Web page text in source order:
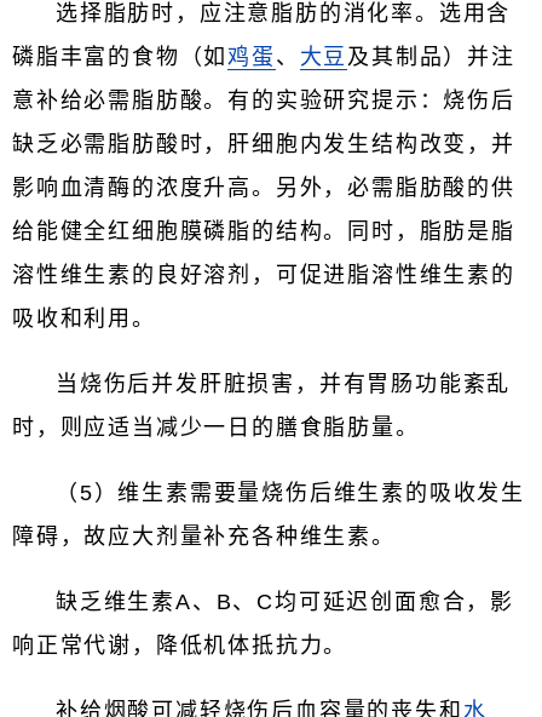
选择脂肪时，应注意脂肪的消化率。选用含
磷脂丰富的食物（如鸡蛋 、 大豆 及其制品）并注
意补给必需脂肪酸。有的实验研究提示：烧伤后
缺乏必需脂肪酸时，肝细胞内发生结构改变，并
影响血清酶的浓度升高。另外，必需脂肪酸的供
给能健全红细胞膜磷脂的结构。同时，脂肪是脂
溶性维生素的良好溶剂，可促进脂溶性维生素的
吸收和利用。
当烧伤后并发肝脏损害，并有胃肠功能紊乱
时，则应适当减少一日的膳食脂肪量。
（5）维生素需要量烧伤后维生素的吸收发生
障碍，故应大剂量补充各种维生素。
缺乏维生素A、B、C均可延迟创面愈合，影
响正常代谢，降低机体抵抗力。
补给烟酸可减轻烧伤后血容量的丧失和 水